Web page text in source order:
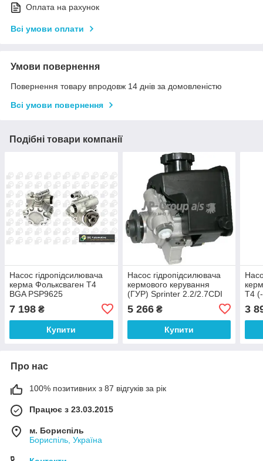
Оплата на рахунок
Всі умови оплати
Умови повернення
Повернення товару впродовж 14 днів за домовленістю
Всі умови повернення
Подібні товари компанії
Насос гідропідсилювача
керма Фольксваген Т4
BGA PSP9625
7 198 ₴
Купити
Насос гідропідсилювача
кермового керування
(ГУР) Sprinter 2.2/2.7CDI
1345100400
5 266₴
Купити
Т4
3
Про нас
100% позитивних з 87 відгуків за рік
Працює з 23.03.2015
м. Бориспіль
Бориспіль, Україна